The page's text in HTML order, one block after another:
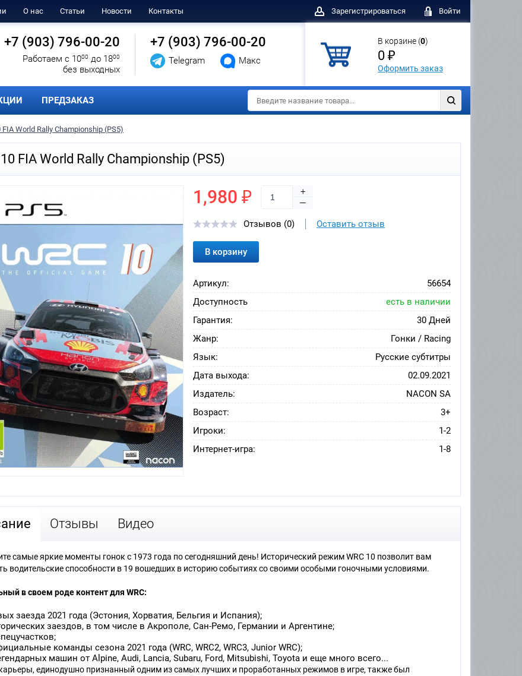
О нас Статьи Новости Контакты Зарегистрироваться Войти
+7 (903) 796-00-20
Работаем с 1000 до 1800
без выходных
+7 (903) 796-00-20
Telegram Макс
В корзине (0)
0 ₽
Оформить заказ
ПРЕДЗАКАЗ
FIA World Rally Championship (PS5)
FIA World Rally Championship (PS5)
1,980 ₽
+
—
Отзывов (0)
Оставить отзыв
В корзину
Артикул:
56654
Доступность
есть в наличии
Гарантия:
30 Дней
Жанр:
Гонки / Racing
Язык:
Русские субтитры
Дата выхода:
02.09.2021
Издатель:
NACON SA
Возраст:
3+
Игроки:
1-2
Интернет-игра:
1-8
Отзывы Видео
самые яркие моменты гонок с 1973 года по сегодняшний день! Исторический режим WRC 10 позволит вам
водительские способности в 19 вошедших в историю событиях со своими особыми гоночными условиями.
в своем роде контент для WRC:
заезда 2021 года (Эстония, Хорватия, Бельгия и Испания);
заездов, в том числе в Акрополе, Сан-Ремо, Германии и Аргентине;
команды сезона 2021 года (WRC, WRC2, WRC3, Junior WRC);
машин от Alpine, Audi, Lancia, Subaru, Ford, Mitsubishi, Toyota и еще много всего...
единодушно признанный одним из самых лучших и проработанных режимов в игре, также был